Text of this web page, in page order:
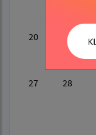
20 21
27 28